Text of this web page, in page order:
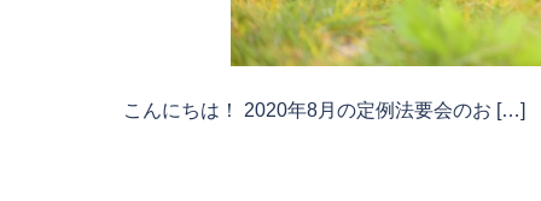
こんにちは！ 2020年8月の定例法要会のお […]